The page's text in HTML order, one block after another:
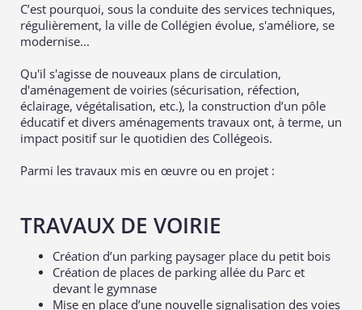
C’est pourquoi, sous la conduite des services techniques,
régulièrement, la ville de Collégien évolue, s'améliore, se
modernise...
Qu'il s'agisse de nouveaux plans de circulation,
d'aménagement de voiries (sécurisation, réfection,
éclairage, végétalisation, etc.), la construction d’un pôle
éducatif et divers aménagements travaux ont, à terme, un
impact positif sur le quotidien des Collégeois.
Parmi les travaux mis en œuvre ou en projet :
TRAVAUX DE VOIRIE
Création d’un parking paysager place du petit bois
Création de places de parking allée du Parc et
devant le gymnase
Mise en place d’une nouvelle signalisation des voies